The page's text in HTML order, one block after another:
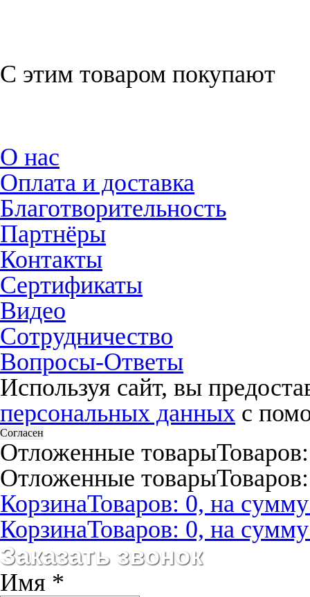
С этим товаром покупают
О нас
Оплата и доставка
Благотворительность
Партнёры
Контакты
Сертификаты
Видео
Сотрудничество
Вопросы-Ответы
Используя сайт, вы
персональных данных с
Согласен
Отложенные товары
Отложенные товары
КорзинаТоваров: 0, на
КорзинаТоваров: 0, на
Заказать звонок
Имя *